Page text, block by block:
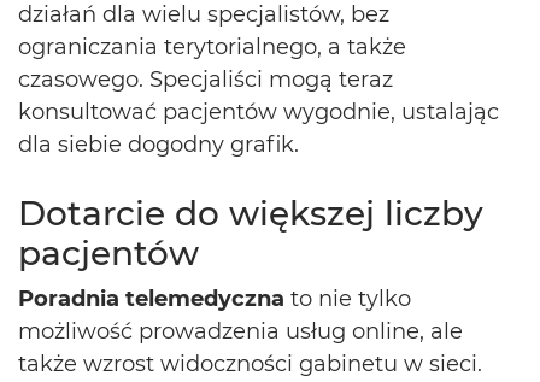
działań dla wielu specjalistów, bez
ograniczania terytorialnego, a także
czasowego. Specjaliści mogą teraz
konsultować pacjentów wygodnie, ustalając
dla siebie dogodny grafik.
Dotarcie do większej liczby
pacjentów
Poradnia telemedyczna to nie tylko
możliwość prowadzenia usług online, ale
także wzrost widoczności gabinetu w sieci.